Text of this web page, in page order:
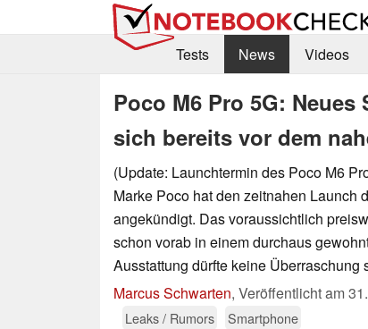
Tests
News Videos
Poco M6 Pro 5G:
sich bereits vor dem
(Update: Launchtermin des Poco M6
Marke Poco hat den zeitnahen Launch
angekündigt. Das voraussichtlich
schon vorab in einem durchaus
Ausstattung dürfte keine Überraschung
Marcus Schwarten, Veröffentlicht am
Leaks / Rumors
Smartphone